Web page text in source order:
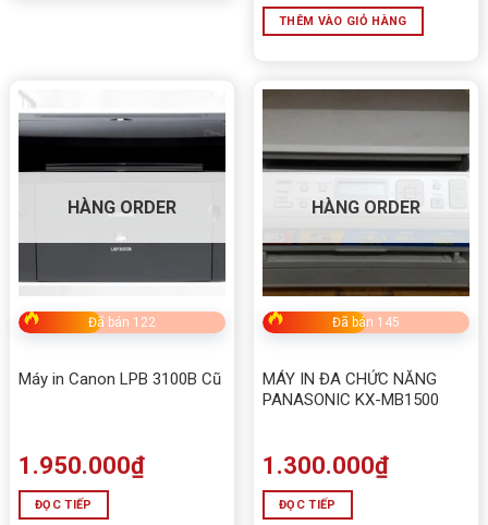
THÊM VÀO GIỎ HÀNG
HÀNG ORDER
Đã bán 122
Máy in Canon LPB 3100B Cũ
1.950.000₫
ĐỌC TIẾP
HÀNG ORDER
Đã bán 145
MÁY IN ĐA CHỨC NĂNG
PANASONIC KX-MB1500
1.300.000₫
ĐỌC TIẾP